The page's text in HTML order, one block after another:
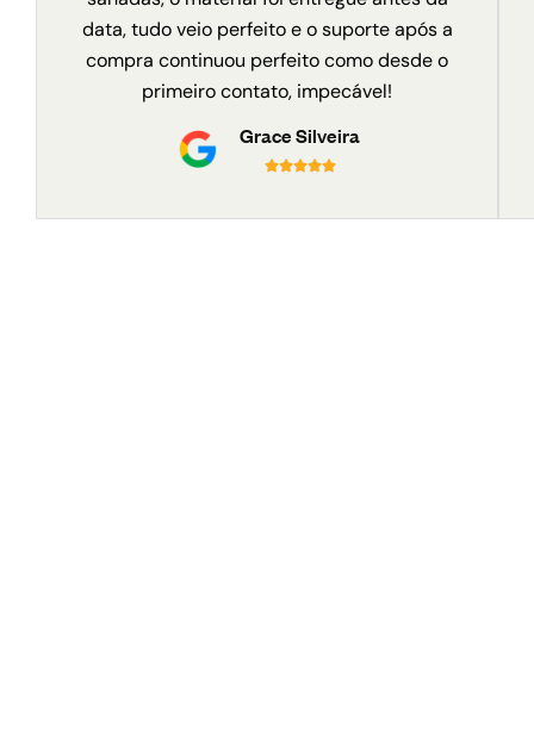
data, tudo veio perfeito e o suporte após a
compra continuou perfeito como desde o
primeiro contato, impecável!
Grace Silveira